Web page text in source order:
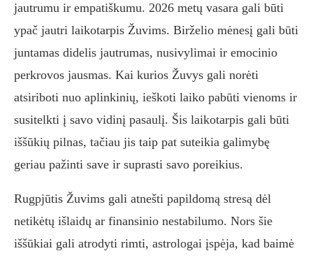
jautrumu ir empatiškumu. 2026 metų vasara gali būti
ypač jautri laikotarpis Žuvims. Birželio mėnesį gali būti
juntamas didelis jautrumas, nusivylimai ir emocinio
perkrovos jausmas. Kai kurios Žuvys gali norėti
atsiriboti nuo aplinkinių, ieškoti laiko pabūti vienoms ir
susitelkti į savo vidinį pasaulį. Šis laikotarpis gali būti
iššūkių pilnas, tačiau jis taip pat suteikia galimybę
geriau pažinti save ir suprasti savo poreikius.
Rugpjūtis Žuvims gali atnešti papildomą stresą dėl
netikėtų išlaidų ar finansinio nestabilumo. Nors šie
iššūkiai gali atrodyti rimti, astrologai įspėja, kad baimė